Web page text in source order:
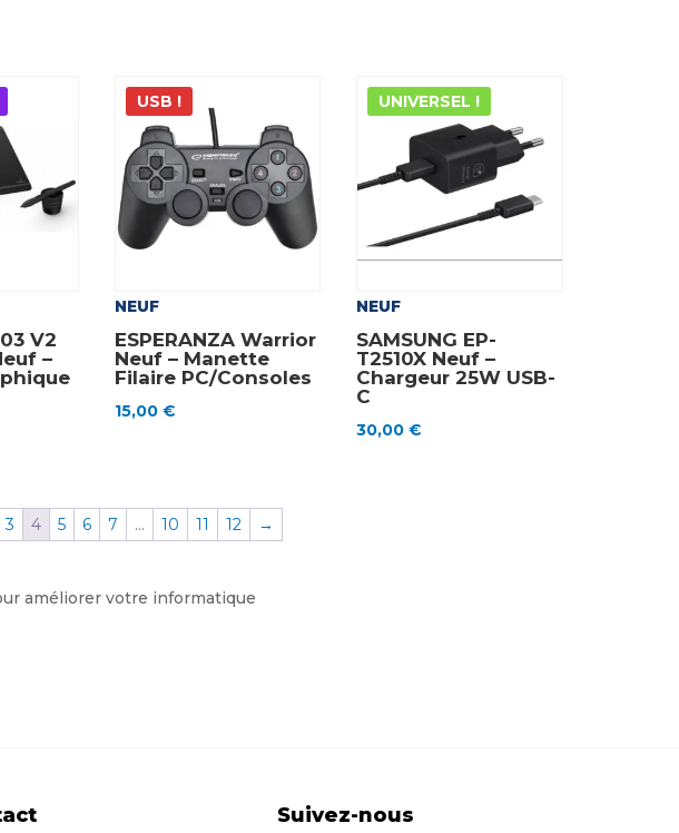
V2
–
USB !
NEUF
ESPERANZA Warrior
Neuf – Manette
Filaire PC/Consoles
15,00 €
UNIVERSEL !
NEUF
SAMSUNG EP-
T2510X Neuf –
Chargeur 25W USB-
C
30,00€
3 4 5 6 7 … 10 11 12 →
améliorer votre informatique
Suivez-nous